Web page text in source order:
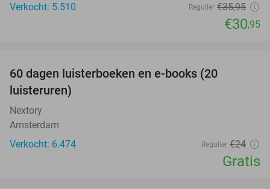
Verkocht: 5.510
Regulier €35,95
€30,95
60 dagen luisterboeken en e-books (20
luisteruren)
Nextory
Amsterdam
Verkocht: 6.474
Regulier €24
Gratis